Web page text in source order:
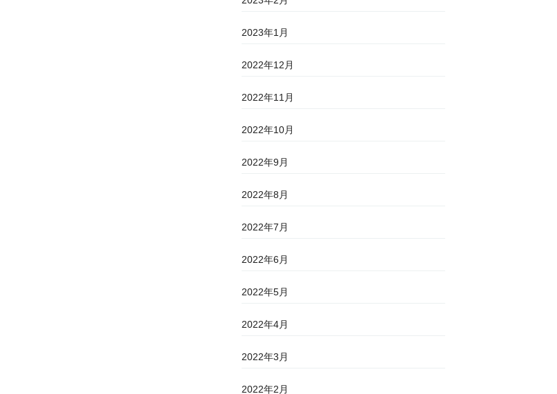
2023年1月
2022年12月
2022年11月
2022年10月
2022年9月
2022年8月
2022年7月
2022年6月
2022年5月
2022年4月
2022年3月
2022年2月